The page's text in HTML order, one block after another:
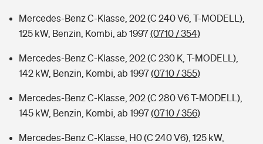
Mercedes-Benz C-Klasse, 202 (C 240 V6, T-MODELL),
125 kW, Benzin, Kombi, ab 1997(0710 / 354)
Mercedes-Benz C-Klasse, 202 (C 230 K, T-MODELL),
142 kW, Benzin, Kombi, ab 1997(0710 / 355)
Mercedes-Benz C-Klasse, 202 (C 280 V6 T-MODELL),
145 kW, Benzin, Kombi, ab 1997(0710 / 356)
Mercedes-Benz C-Klasse, H0 (C 240 V6), 125 kW,